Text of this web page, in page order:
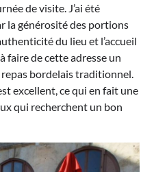
de visite. J’ai été
la générosité des portions
du lieu et l’accueil
faire de cette adresse un
bordelais traditionnel.
excellent, ce qui en fait une
qui recherchent un bon